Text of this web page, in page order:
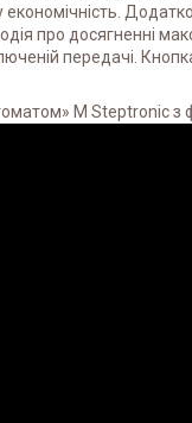
про досягненні
передачі.
M Steptronic з